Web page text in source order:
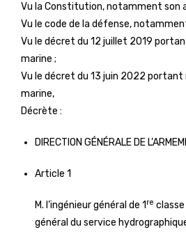
Vu la Constitution, notamment son
Vu le code de la défense,
Vu le décret du 12 juillet 2019
marine ;
Vu le décret du 13 juin 2022
marine,
Décrète :
DIRECTION GÉNÉRALE DE
Article 1
M. l’ingénieur général de 1 re
général du service